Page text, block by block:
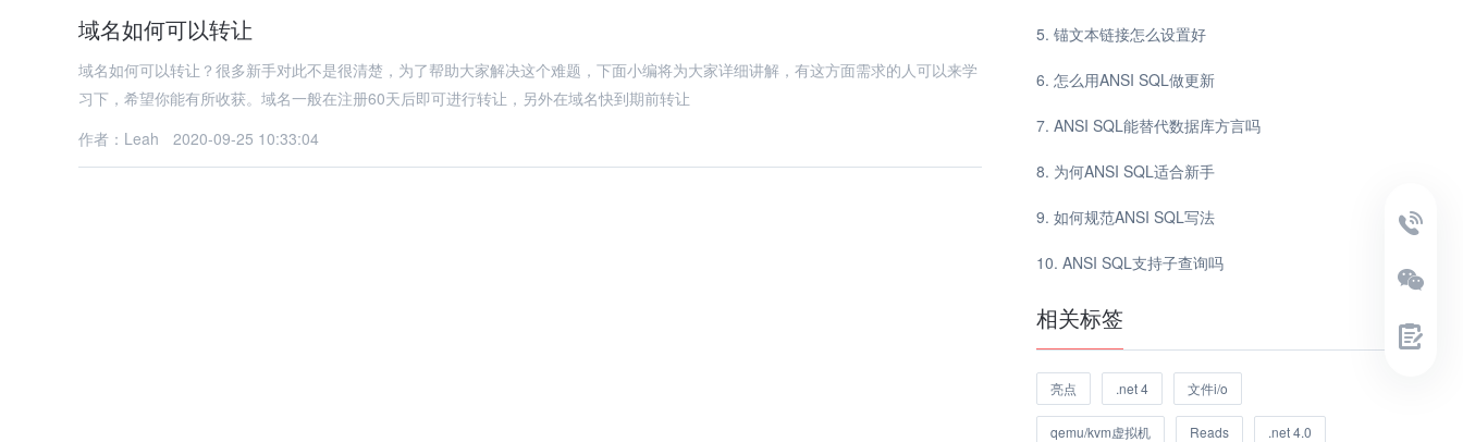
域名如何可以转让
域名如何可以转让？很多新手对此不是很清楚，为了帮助大家解决这个难题，下面小编将为大家详细讲解，有这方面需求的人可以来学
习下，希望你能有所收获。域名一般在注册60天后即可进行转让，另外在域名快到期前转让
作者：Leah
2020-09-25 10:33:04
锚文本链接怎么设置好
怎么用ANSI SQL做更新
ANSI SQL能替代数据库方言吗
为何ANSI SQL适合新手
如何规范ANSI SQL写法
ANSI SQL支持子查询吗
相关标签
亮点 .net 4 文件i/o
qemu/kvm虚拟机 Reads .net 4.0